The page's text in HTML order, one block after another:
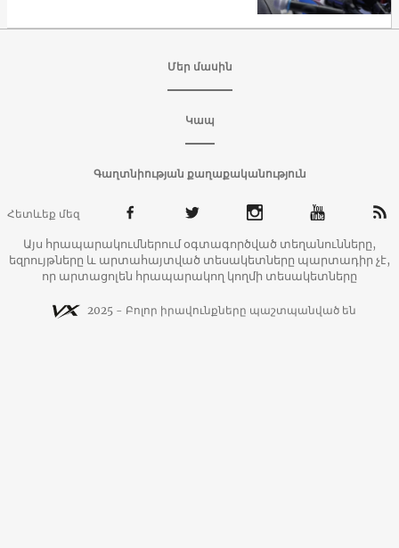
Մեր մասին
Կապ
Գաղտնիության քաղաքականություն
Հետևեք մեզ
Այս հրապարակումներում օգտագործված տեղանունները,
եզրույթները և արտահայտված տեսակետները պարտադիր չէ,
որ արտացոլեն հրապարակող կողմի տեսակետները
2025 - Բոլոր իրավունքները պաշտպանված են